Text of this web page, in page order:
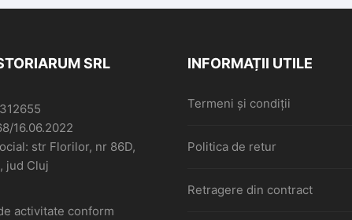
SRL
16.06.2022
str Florilor, nr 86D,
jud Cluj
activitate conform
INFORMAȚII UTILE
Termeni și condiții
Politica de retur
Retragere din contract